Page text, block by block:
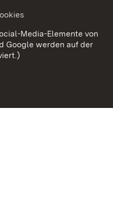
Media-Elemente von
Google werden auf der